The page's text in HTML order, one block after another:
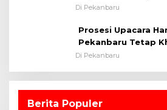
Lapangan
Di Pekanbaru
Prosesi Upacara
Pekanbaru Tetap
Dalam Ruangan
Di Pekanbaru
Berita Populer